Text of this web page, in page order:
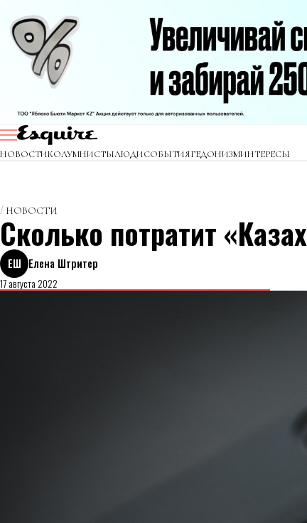
НОВОСТИКОЛУМНИСТЫЛЮДИСОБЫТИЯГЕДОНИЗМИНТЕРЕСЫ
НОВОСТИ
Сколько потратит
ЕШ Елена Штритер
17 августа 2022